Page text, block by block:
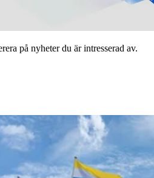
på nyheter du är intresserad av.